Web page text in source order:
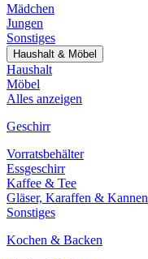
Mädchen
Jungen
Sonstiges
Haushalt & Möbel
Haushalt
Möbel
Alles anzeigen
Geschirr
Vorratsbehälter
Essgeschirr
Kaffee & Tee
Gläser, Karaffen & Kannen
Sonstiges
Kochen & Backen